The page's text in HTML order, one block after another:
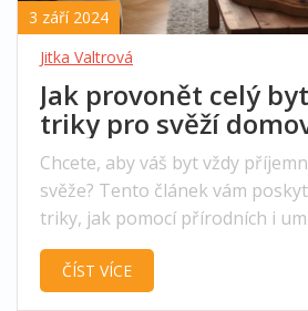
3 září 2024
Jitka Valtrová
Jak provonět celý
triky pro svěží
Chcete, aby váš byt vždy
svěže? Tento článek vám
triky, jak pomocí přírodních i
provonět celý byt. Od
domácí osvěžovače vzduchu,
ČÍST VÍCE